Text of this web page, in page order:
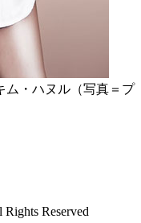
ム・ハヌル（写真＝プ
Reserved